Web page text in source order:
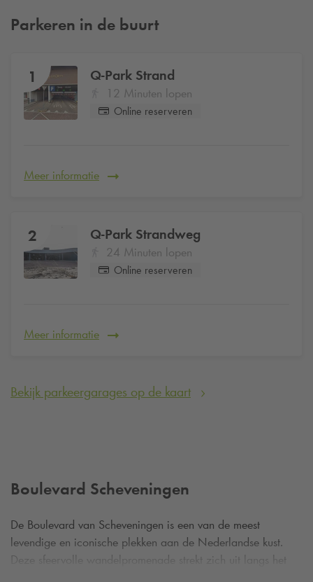
parkeerplaats? Reserveer dan eenvoudig je parkeerplek bij
Q-ParkStrand vanaf €25 per dag
Parkeren in de buurt
1 Q-Park Strand
12 Minuten lopen
Online reserveren
Meer informatie
2 Q-Park Strandweg
24 Minuten lopen
Online reserveren
Meer informatie
Bekijk parkeergarages op de kaart
Boulevard Scheveningen
De Boulevard van Scheveningen is een van de meest
levendige en iconische plekken aan de Nederlandse kust.
Deze sfeervolle wandelpromenade strekt zich uit langs het